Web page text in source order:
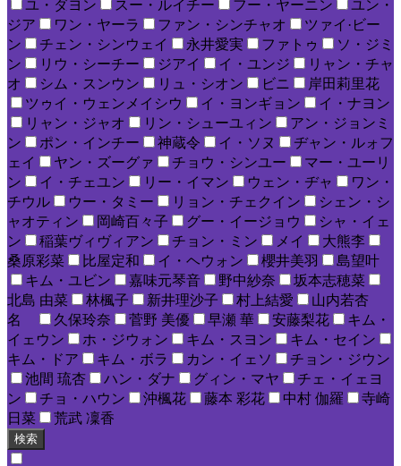
ユ・ダヨン
スー・ルイチー フー・ヤーニン
ユン・
ジア
ワン・ヤーラ ファン・シンチャオ
ツァイ·ビー
ン
チェン・シンウェイ 永井愛実 ファトゥ
ソ・ジミ
ン
リウ・シーチー ジアイ イ・ユンジ
リャン・チャ
オ
シム・スンウン リュ・シオン ビニ
岸田莉里花
ツゥイ・ウェンメイシウ
イ・ヨンギョン
イ・ナヨン
リャン・ジャオ
リン・シューユィン
アン・ジョンミ
ン
ポン・インチー 神蔵令 イ・ソヌ
ヂャン・ルォフ
ェイ
ヤン・ズーグァ チョウ・シンユー
マー・ユーリ
ン
イ・チェユン リー・イマン ウェン・ヂャ
ワン・
チウル
ウー・タミー リョン・チェクイン
シェン・シ
ャオティン
岡崎百々子 グー・イージョウ
シャ・イェ
ン
稲葉ヴィヴィアン チョン・ミン メイ
大熊李
桑原彩菜
比屋定和 イ・ヘウォン 櫻井美羽
島望叶
キム・ユビン
嘉味元琴音 野中紗奈
坂本志穂菜
北島 由菜
林楓子 新井理沙子 村上結愛
山内若杏
名
久保玲奈 菅野 美優 早瀬 華 安藤梨花
キム・
イェウン
ホ・ジウォン キム・スヨン
キム・セイン
キム・ドア
キム・ボラ カン・イェソ
チョン・ジウン
池間 琉杏
ハン・ダナ グィン・マヤ
チェ・イェヨ
ン
チョ・ハウン 沖楓花 藤本 彩花 中村 伽羅
寺崎
日菜
荒武 凜香
検索